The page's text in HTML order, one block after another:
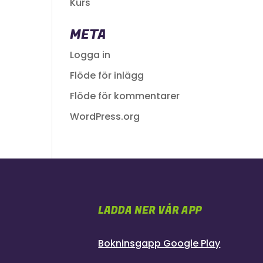
META
Logga in
Flöde för inlägg
Flöde för kommentarer
WordPress.org
LADDA NER VÅR APP
Bokninsgapp Google Play